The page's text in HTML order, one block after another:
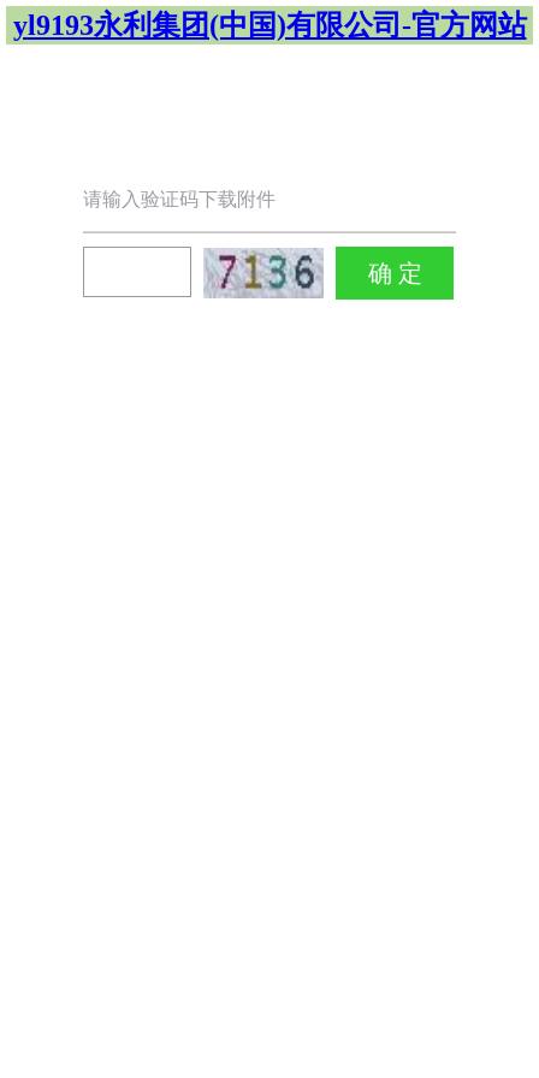
yl9193永利集团(中国)有限公司-官方网站
请输入验证码下载附件